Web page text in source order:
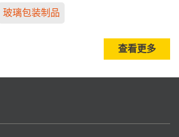
玻璃包装制品
查看更多